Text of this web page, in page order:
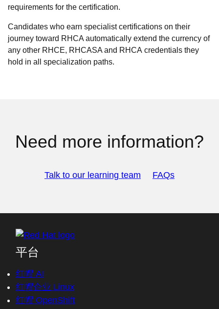
requirements for the certification.
Candidates who earn specialist certifications on their
journey toward RHCA automatically extend the currency of
any other RHCE, RHCASA and RHCA credentials they
hold in all specialization paths.
Need more information?
Talk to our learning team FAQs
平台
红帽 AI
红帽企业 Linux
红帽 OpenShift